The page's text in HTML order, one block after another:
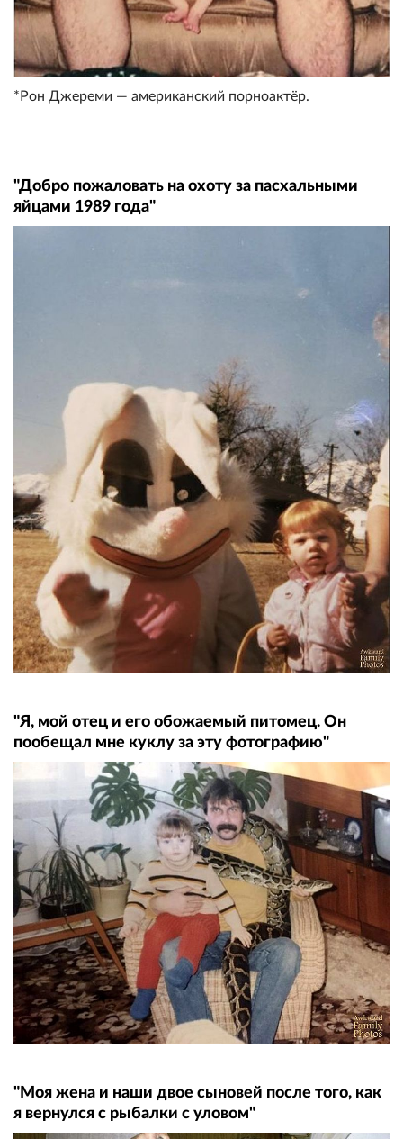
*Рон Джереми — американский поpнoaктёр.
"Добро пожаловать на охоту за пасхальными
яйцами 1989 года"
"Я, мой отец и его обожаемый питомец. Он
пообещал мне куклу за эту фотографию"
"Моя жена и наши двое сыновей после того, как
я вернулся с рыбалки с уловом"